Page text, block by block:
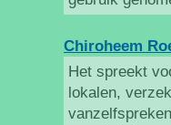
Chiroheem
Het spreekt
lokalen,